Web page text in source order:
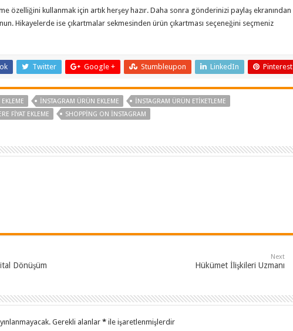
özelliğini kullanmak için artık herşey hazır. Daha sonra gönderinizi paylaş ekranından
Hikayelerde ise çıkartmalar sekmesinden ürün çıkartması seçeneğini seçmeniz
Twitter Google + Stumbleupon LinkedIn Pinterest
INSTAGRAM ÜRÜN EKLEME
INSTAGRAM ÜRÜN ETIKETLEME
FIYAT EKLEME
SHOPPING ON INSTAGRAM
Dönüşüm
Next
Hükümet İlişkileri Uzmanı
Gerekli alanlar * ile işaretlenmişlerdir